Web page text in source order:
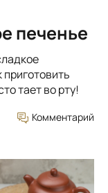
печенье
тает во рту!
Комментарий